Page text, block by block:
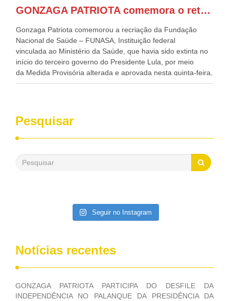
de todo Nordeste que também ajudam a fomentar o
GONZAGA PATRIOTA comemora o retorno da FUNASA
Gonzaga Patriota comemorou a recriação da Fundação
Nacional de Saúde – FUNASA, Instituição federal
vinculada ao Ministério da Saúde, que havia sido extinta no
início do terceiro governo do Presidente Lula, por meio
da Medida Provisória alterada e aprovada nesta quinta-feira,
pelo Congresso Nacional. Gonzaga Patriota disse hoje em
desenvolvimento dos seus municípios e, somente o ano
passado, essa Fundação distribuiu mais de três bilhões de
reais, com suas maravilhosas ações, dentre alas, mais de
saneamento básico, em pequenas comunidades rurais.
Patriota disse ainda que, mesmo sem mandato,
Pesquisar
Seguir no Instagram
Notícias recentes
GONZAGA PATRIOTA PARTICIPA DO DESFILE DA
INDEPENDÊNCIA NO PALANQUE DA PRESIDÊNCIA DA